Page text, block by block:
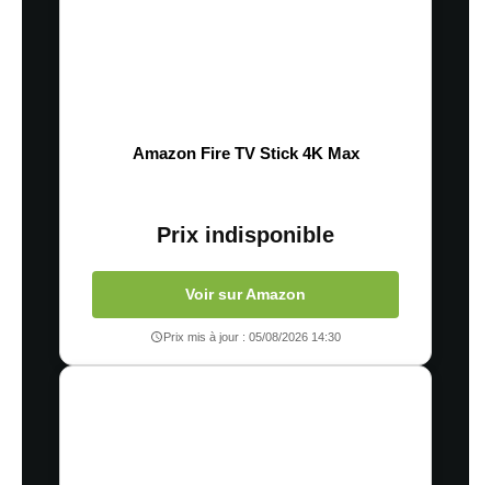
Amazon Fire TV Stick 4K Max
Prix indisponible
Voir sur Amazon
Prix mis à jour : 05/08/2026 14:30